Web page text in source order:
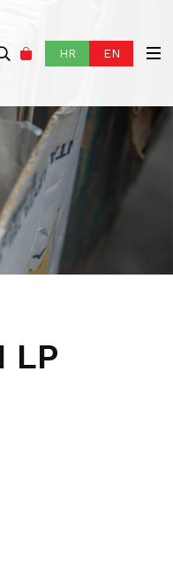
HR EN
LP